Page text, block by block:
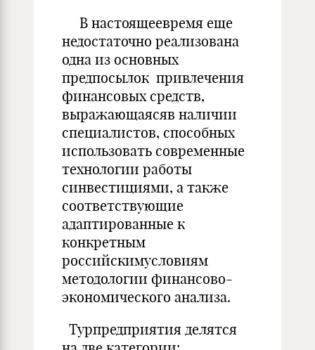
В настоящеевремя еще
недостаточно реализована
одна из основных
предпосылок привлечения
финансовых средств,
выражающаясяв наличии
специалистов, способных
использовать современные
технологии работы
синвестициями, а также
соответствующие
адаптированные к
конкретным
российскимусловиям
методологии финансово-
экономического анализа.
Турпредприятия делятся